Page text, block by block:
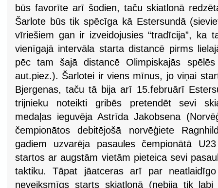
būs favorīte arī šodien, taču skiatlonā
Šarlote būs tik spēcīga kā Estersundā
vīriešiem gan ir izveidojusies “tradīcija”, ka
vienīgajā intervāla starta distancē pirms
pēc tam šajā distancē Olimpiskajās
aut.piez.). Šarlotei ir viens mīnus, jo viņai
Bjergenas, taču tā bija arī 15.februārī
trijnieku noteikti gribēs pretendēt sevi
medaļas ieguvēja Astrīda Jakobsena
čempionātos debitējošā norvēģiete
gadiem uzvarēja pasaules čempionātā
startos ar augstām vietām pieteica sevi
taktiku. Tāpat jāatceras arī par
neveiksmīgs starts skiatlonā (nebija tik